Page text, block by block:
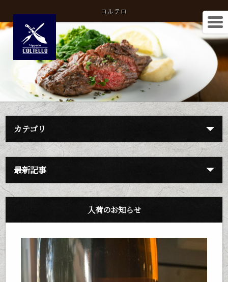
コルテロ
カテゴリ
最新記事
入荷のお知らせ